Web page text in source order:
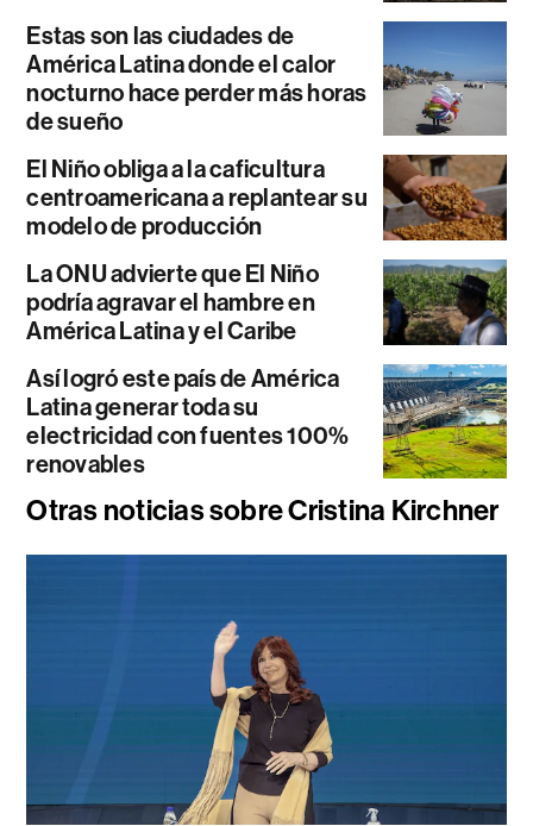
Estas son las ciudades de
América Latina donde el calor
nocturno hace perder más horas
de sueño
El Niño obliga a la caficultura
centroamericana a replantear su
modelo de producción
La ONU advierte que El Niño
podría agravar el hambre en
América Latina y el Caribe
Así logró este país de América
Latina generar toda su
electricidad con fuentes 100%
renovables
Otras noticias sobre Cristina Kirchner